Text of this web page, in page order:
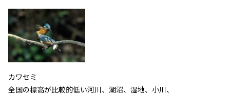
カワセミ
全国の標高が比較的低い河川、湖沼、湿地、小川、